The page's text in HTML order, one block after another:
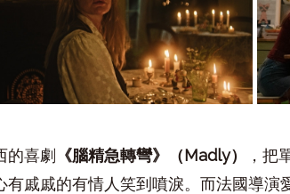
的喜劇 《腦精急轉彎》（Madly）
，把
戚戚的有情人笑到噴淚。而法國導演